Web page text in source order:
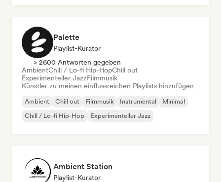
Palette
Playlist-Kurator
> 2600 Antworten gegeben
AmbientChill / Lo-fi Hip-HopChill out
Experimenteller JazzFilmmusik
Künstler zu meinen einflussreichen Playlists hinzufügen
Ambient Chill out Filmmusik Instrumental
Minimal
Chill / Lo-fi Hip-Hop
Experimenteller Jazz
Ambient Station
Playlist-Kurator